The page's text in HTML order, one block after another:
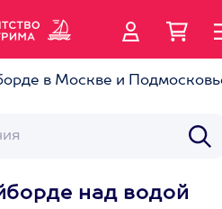
в Москве и
над водой